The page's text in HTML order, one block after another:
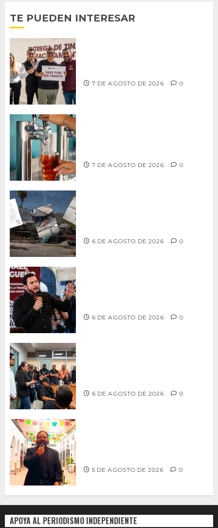
TE PUEDEN INTERESAR
7 DE AGOSTO DE 2026 0
7 DE AGOSTO DE 2026 0
6 DE AGOSTO DE 2026 0
6 DE AGOSTO DE 2026 0
6 DE AGOSTO DE 2026 0
5 DE AGOSTO DE 2026 0
APOYA AL PERIODISMO INDEPENDIENTE